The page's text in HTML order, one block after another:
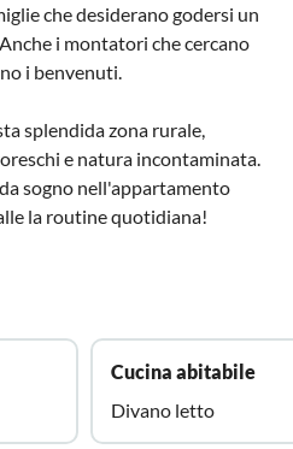
che desiderano godersi un
i montatori che cercano
i benvenuti.
splendida zona rurale,
e natura incontaminata.
sogno nell'appartamento
la routine quotidiana!
Cucina abitabile
Divano letto